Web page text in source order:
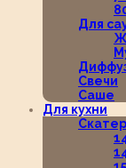
Для
Свечи
Саше
Для кухни